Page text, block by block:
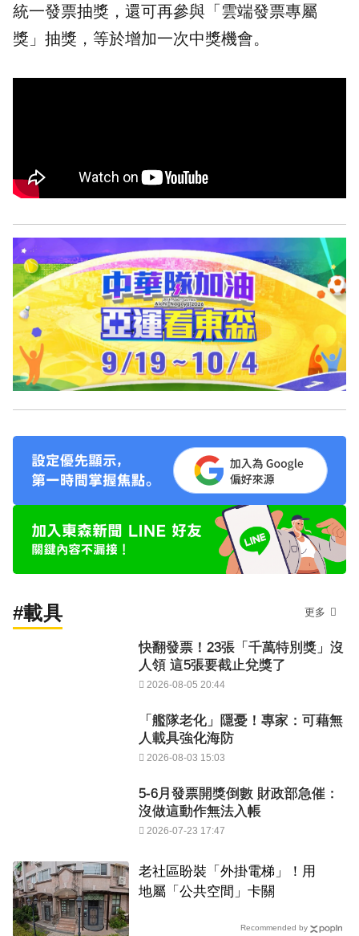
統一發票抽獎，還可再參與「雲端發票專屬
獎」抽獎，等於增加一次中獎機會。
#載具 更多
快翻發票！23張「千萬特別獎」沒
人領 這5張要截止兌獎了
2026-08-05 20:44
「艦隊老化」隱憂！專家：可藉無
人載具強化海防
2026-08-03 15:03
5-6月發票開獎倒數 財政部急催：
沒做這動作無法入帳
2026-07-23 17:47
老社區盼裝「外掛電梯」！用
地屬「公共空間」卡關
Recommended by